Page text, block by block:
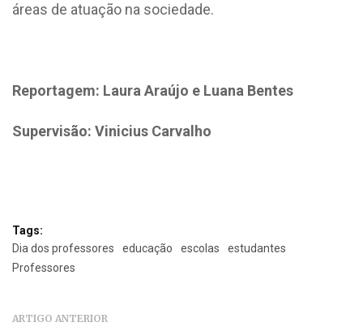
áreas de atuação na sociedade.
Reportagem: Laura Araújo e Luana Bentes
Supervisão: Vinicius Carvalho
Tags:
Dia dos professores
educação escolas
estudantes
Professores
ARTIGO ANTERIOR